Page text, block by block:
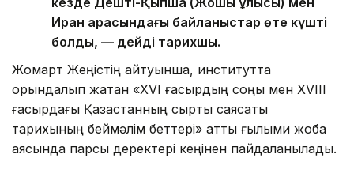
Иран арасындағы байланыстар өте күшті
болды, — дейді тарихшы.
Жомарт Жеңістің айтуынша, институтта
орындалып жатқан «XVI ғасырдың соңы мен XVIII
ғасырдағы Қазақстанның сыртқы саясаты
тарихының беймәлім беттері» атты ғылыми жоба
аясында парсы деректері кеңінен пайдаланылады.